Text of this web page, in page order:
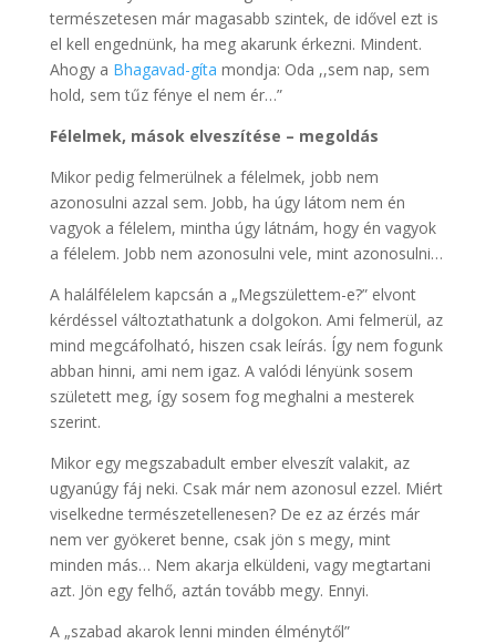
természetesen már magasabb szintek, de idővel ezt is
el kell engednünk, ha meg akarunk érkezni. Mindent.
Ahogy a Bhagavad-gíta mondja: Oda ,,sem nap, sem
hold, sem tűz fénye el nem ér…”
Félelmek, mások elveszítése – megoldás
Mikor pedig felmerülnek a félelmek, jobb nem
azonosulni azzal sem. Jobb, ha úgy látom nem én
vagyok a félelem, mintha úgy látnám, hogy én vagyok
a félelem. Jobb nem azonosulni vele, mint azonosulni…
A halálfélelem kapcsán a „Megszülettem-e?” elvont
kérdéssel változtathatunk a dolgokon. Ami felmerül, az
mind megcáfolható, hiszen csak leírás. Így nem fogunk
abban hinni, ami nem igaz. A valódi lényünk sosem
született meg, így sosem fog meghalni a mesterek
szerint.
Mikor egy megszabadult ember elveszít valakit, az
ugyanúgy fáj neki. Csak már nem azonosul ezzel. Miért
viselkedne természetellenesen? De ez az érzés már
nem ver gyökeret benne, csak jön s megy, mint
minden más… Nem akarja elküldeni, vagy megtartani
azt. Jön egy felhő, aztán tovább megy. Ennyi.
A „szabad akarok lenni minden élménytől”